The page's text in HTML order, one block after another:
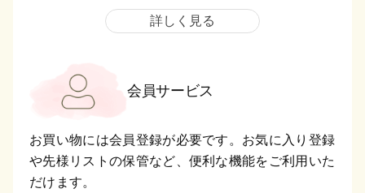
詳しく見る
会員サービス
お買い物には会員登録が必要です。お気に入り登録
や先様リストの保管など、便利な機能をご利用いた
だけます。